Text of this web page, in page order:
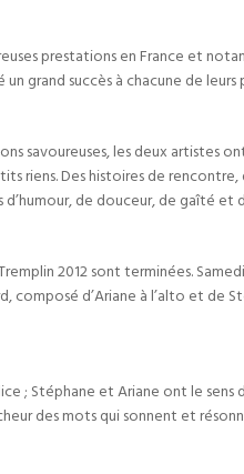
prestations en France et
grand succès à chacune de
savoureuses, les deux artistes
riens. Des histoires de
de douceur, de gaîté et
2012 sont terminées.
composé d’Ariane à l’alto et de
; Stéphane et Ariane ont le sens
des mots qui sonnent et